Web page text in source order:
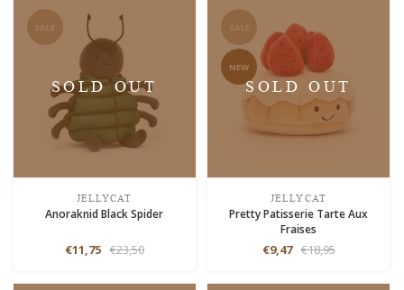
SALE
SOLD OUT
JELLYCAT
Anoraknid Black Spider
€11,75 €23,50
SALE
NEW
SOLD OUT
JELLYCAT
Pretty Patisserie Tarte Aux
Fraises
€9,47 €18,95